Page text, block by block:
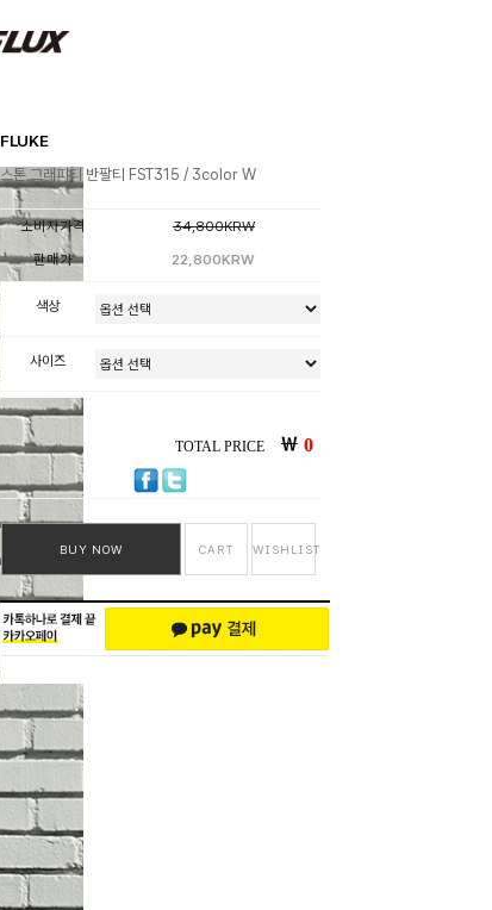
FLUKE
스톤 그래피티 반팔티 FST315 / 3color W
소비자가격
34,800KRW
판매가
22,800KRW
색상
사이즈
TOTAL PRICE ￦ 0
BUY NOW CART WISHLIST